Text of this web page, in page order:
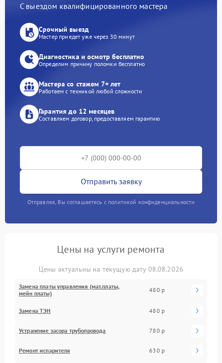
С выездом квалифицированного мастера
Срочный выезд
Мастер приедет уже через 30 минут
Диагностика и осмотр бесплатно
Определим причину поломки бесплатно
Мастера со стажем 7+ лет
Работаем с техникой любой сложности
Гарантия до 12 месяцев
Составляем договор, предоставляем гарантию
Отправить заявку
Отправляя, Вы соглашаетесь с политикой конфиденциальности
Цены на услуги ремонта
Цены актуальны на текущую дату 08.08.2026
Замена платы управления (мат.платы,
мейн платы)
480 р
Замена ТЭН 480 р
Устранение засора трубопровода 780 р
Ремонт испарителя 630 р